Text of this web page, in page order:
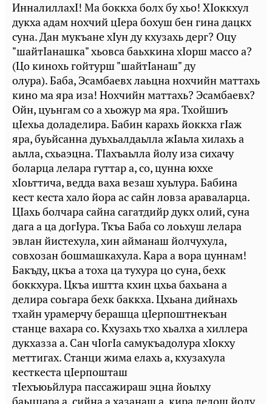
ИнналиллахI! Ма боккха болх бу хьо! ХIоккхул
дукха адам нохчий цIера бохуш бен гина дацкх
суна. Дан мукъане хIун ду кхузахь дерг? Оцу
"шайтIанашка" хьовса баьхкина хIорш массо а?
(Цо кинохь гойтурш "шайтIанаш" ду
олура). Баба, Эсамбаевх лаьцна нохчийн маттахь
кино ма яра иза! Нохчийн маттахь? Эсамбаевх?
Ойн, цуьнгам со а хьожур ма яра. Тхойшиъ
цIехьа доладелира. Бабин карахь йоккха гIаж
яра, буьйсанна дуьхьалдаьлла жIаьла хилахь а
аьлла, схьаэцна. ТIахъаьлла йолу иза сихачу
боларца лелара гуттар а, со, цунна юххе
хIоьттича, ведда ваха везаш хуьлура. Бабина
кест кеста хало йора ас сайн ловза араваларца.
ЦIахь болчара сайна сагатдийр дукх олий, суна
дага а ца догIура. Ткъа Баба со лоьхуш лелара
эвлан йистехула, хин айманаш йолчухула,
совхозан бошмашкахула. Кара а вора цуннам!
Бакъду, цкъа а тоха ца тухура цо суна, бехк
боккхура. Цкъа иштта кхин цхьа бахьана а
делира соьгара бехк баккха. Цхьана дийнахь
тхайн урамерчу берашца цIерпоштнекъан
станце вахара со. Кхузахь тхо хьалха а хиллера
дукхазза а. Сан чIогIа самукъадолура хIокху
меттигах. Станци жима елахь а, кхузахула
кесткеста цIерпошташ
тIехъюьйлура пассажираш эцна йоьлху